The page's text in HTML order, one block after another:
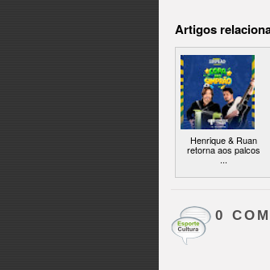
Artigos
Henrique & Ruan
retorna aos palcos
...
0